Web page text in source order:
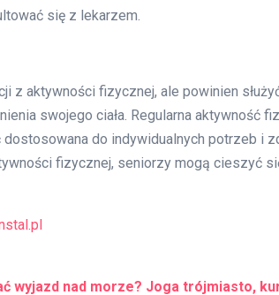
się z lekarzem.
z aktywności fizycznej, ale powinien
swojego ciała. Regularna aktywność
do indywidualnych potrzeb i
fizycznej, seniorzy mogą cieszyć
wyjazd nad morze? Joga trójmiasto,